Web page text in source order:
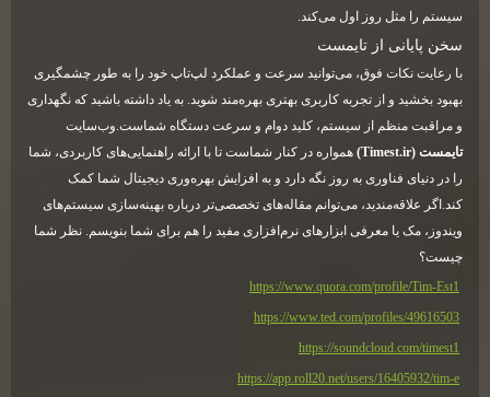
سیستم را مثل روز اول می‌کند.
سخن پایانی از تایمست
با رعایت نکات فوق، می‌توانید سرعت و عملکرد لپ‌تاپ خود را به طور چشمگیری
بهبود بخشید و از تجربه کاربری بهتری بهره‌مند شوید. به یاد داشته باشید که نگهداری
و مراقبت منظم از سیستم، کلید دوام و سرعت دستگاه شماست.وب‌سایت
تایمست (Timest.ir)
همواره در کنار شماست تا با ارائه راهنمایی‌های کاربردی، شما
را در دنیای فناوری به روز نگه دارد و به افزایش بهره‌وری دیجیتال شما کمک
کند.اگر علاقه‌مندید، می‌توانم مقاله‌های تخصصی‌تر درباره بهینه‌سازی سیستم‌های
ویندوز، مک یا معرفی ابزارهای نرم‌افزاری مفید را هم برای شما بنویسم. نظر شما
چیست؟
https://www.quora.com/profile/Tim-Est1
https://www.ted.com/profiles/49616503
https://soundcloud.com/timest1
https://app.roll20.net/users/16405932/tim-e